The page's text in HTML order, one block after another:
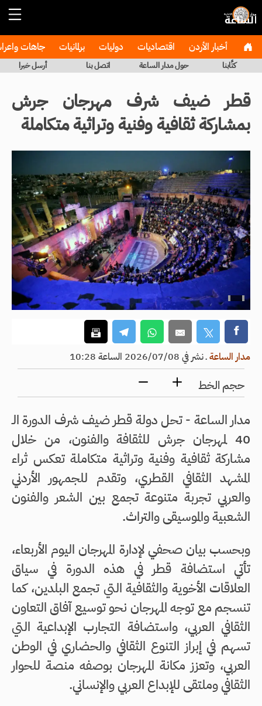
أخبار الأردن اقتصاديات دوليات برلمانيات جاهات
كتَّابنا حول مدار الساعة اتصل بنا أرسل خبرا
قطر ضيف شرف مهرجان جرش
بمشاركة ثقافية وفنية وتراثية متكاملة
مدار الساعةـنشر في 2026/07/08 الساعة 10:28
حجم الخط
مدار الساعة - تحل دولة قطر ضيف شرف الدورة الـ
40 لمهرجان جرش للثقافة والفنون، من خلال
مشاركة ثقافية وفنية وتراثية متكاملة تعكس ثراء
المشهد الثقافي القطري، وتقدم للجمهور الأردني
والعربي تجربة متنوعة تجمع بين الشعر والفنون
الشعبية والموسيقى والتراث.
وبحسب بيان صحفي لإدارة المهرجان اليوم الأربعاء،
تأتي استضافة قطر في هذه الدورة في سياق
العلاقات الأخوية والثقافية التي تجمع البلدين، كما
تنسجم مع توجه المهرجان نحو توسيع آفاق التعاون
الثقافي العربي، واستضافة التجارب الإبداعية التي
تسهم في إبراز التنوع الثقافي والحضاري في الوطن
العربي، وتعزز مكانة المهرجان بوصفه منصة للحوار
الثقافي وملتقى للإبداع العربي والإنساني.